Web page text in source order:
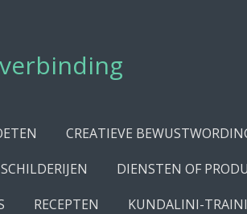
CREATIEVE
SCHILDERIJEN DIENSTEN OF
RECEPTEN KUNDALINI-